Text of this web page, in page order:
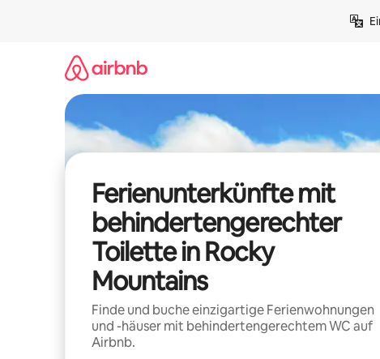
Ferienunterkünfte mit
behindertengerechter
Toilette in Rocky
Mountains
Finde und buche einzigartige Ferienwohnungen
und -häuser mit behindertengerechtem WC auf
Airbnb.